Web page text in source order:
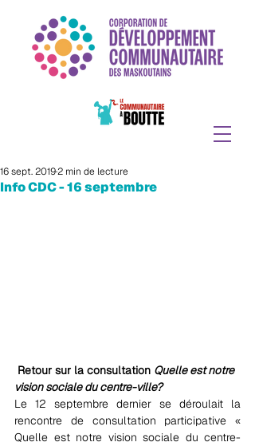
Info CDC - 16 septembre
16 sept. 20192 min de lecture
Retour sur la consultation Quelle est notre
vision sociale du centre-ville?
Le 12 septembre dernier se déroulait la
rencontre de consultation participative «
Quelle est notre vision sociale du centre-